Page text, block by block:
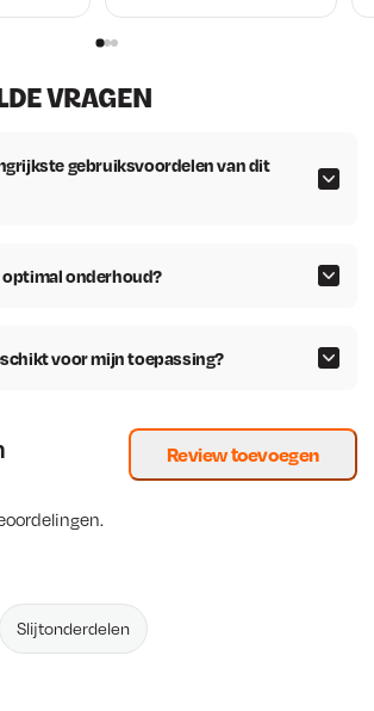
VRAGEN
gebruiksvoordelen van dit
optimal onderhoud?
voor mijn toepassing?
Review toevoegen
Slijtonderdelen